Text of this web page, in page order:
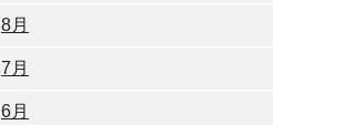
8月
7月
6月